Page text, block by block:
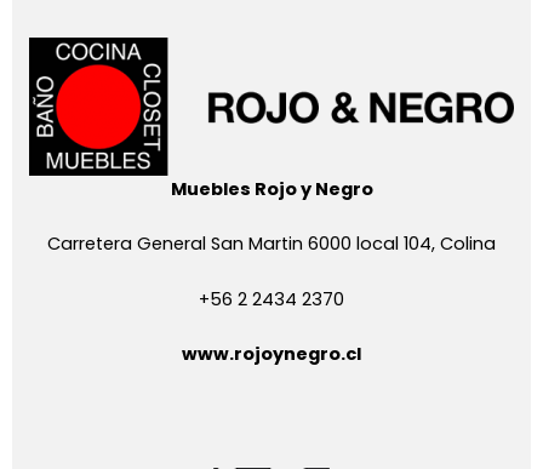
Muebles Rojo y Negro
Carretera General San Martin 6000 local 104, Colina
+56 2 2434 2370
www.rojoynegro.cl